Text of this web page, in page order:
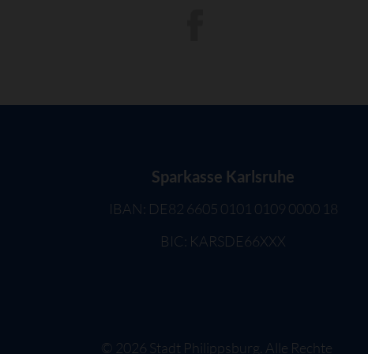
Sparkasse Karlsruhe
IBAN: DE82 6605 0101 0109 0000 18
BIC: KARSDE66XXX
© 2026 Stadt Philippsburg. Alle Rechte